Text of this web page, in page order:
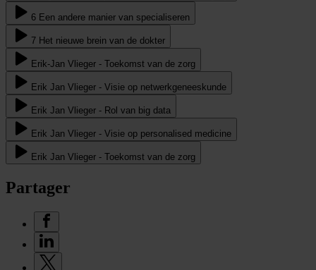
6 Een andere manier van specialiseren
7 Het nieuwe brein van de dokter
Erik-Jan Vlieger - Toekomst van de zorg
Erik Jan Vlieger - Visie op netwerkgeneeskunde
Erik Jan Vlieger - Rol van big data
Erik Jan Vlieger - Visie op personalised medicine
Erik Jan Vlieger - Toekomst van de zorg
Partager